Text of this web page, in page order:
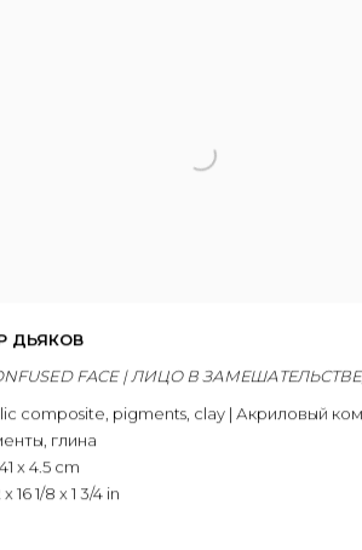
ДЬЯКОВ
FACE | ЛИЦО В ЗАМЕШАТЕЛЬСТВЕ,
composite pigments, clay | Акриловый
глина
x 4.5 cm
x 16 1/8 x 1 3/4 in